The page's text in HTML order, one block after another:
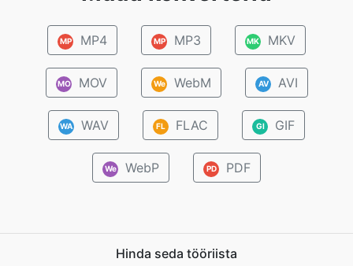
MP MP4 MP MP3 MK MKV
MO MOV We WebM AV AVI
WA WAV FL FLAC GI GIF
We WebP PD PDF
Hinda seda tööriista